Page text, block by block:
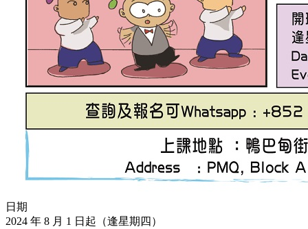
日期
2024 年 8 月 1 日起（逢星期四）